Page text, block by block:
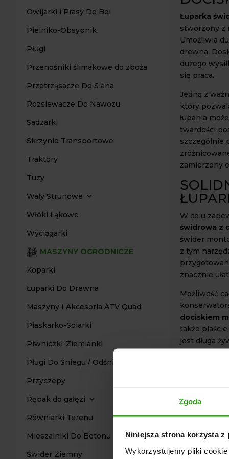
Zgoda
Niniejsza strona korzysta z
Wykorzystujemy pliki
Owijarki i Prasy Do Bel
Pielniko-Obsypnik
Pługi
Przenośniki ślimakowe do zboża
Przetrząsacze Do Siana
Rozsiewacze Do Nawozu
Sadzarki
Skrzynie Transportowe
Traktory
Tuzy
Wały Strunowe
Włóki Łąkowe
Wyciągarki
MASZYNY OGRODNICZE
Koparki
Łuparki Do Drewna
Maszyny I Akcesoria ATV Quad
Piaskarko-Solarki
Piwniczki-Ziemianki
Pługi Do Śniegu / Odśnieżarki
Przyczepy
Rębak do gałęzi
Równiarki Terenu
Mieszalniki Do Betonu
Świder Ziemny
Łuparka
stworzony z
Umożliwia
drewna.
dużego
się praca.
Jedną z
który
łupania
twardości
szczególnie
zamierzony
W celu
świdrowa z
świder
z tym
znacznie
Możliwość
dociskiem
także
jest długa
Świder
Łożyska: 2
Łuparka